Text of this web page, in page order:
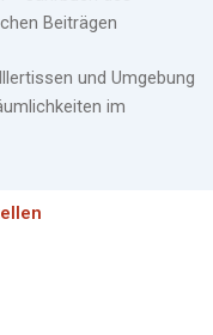
Beiträgen
und Umgebung
im